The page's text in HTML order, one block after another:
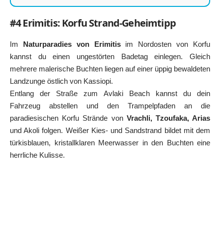
#4 Erimitis: Korfu Strand-Geheimtipp
Im Naturparadies von Erimitisim Nordosten von Korfu
kannst du einen ungestörten Badetag einlegen. Gleich
mehrere malerische Buchten liegen auf einer üppig bewaldeten
Landzunge östlich von Kassiopi.
Entlang der Straße zum Avlaki Beach kannst du dein
Fahrzeug abstellen und den Trampelpfaden an die
paradiesischen Korfu Strände von Vrachli, Tzoufaka, Arias
und Akoli folgen. Weißer Kies- und Sandstrand bildet mit dem
türkisblauen, kristallklaren Meerwasser in den Buchten eine
herrliche Kulisse.